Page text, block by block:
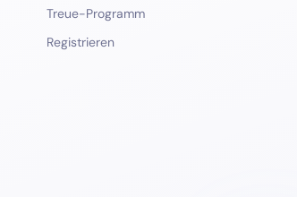
Treue-Programm
Registrieren